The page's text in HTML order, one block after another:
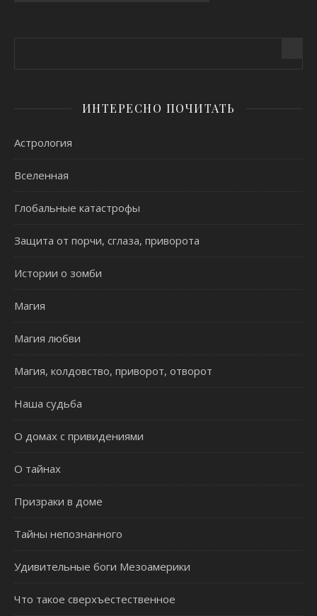
ИНТЕРЕСНО ПОЧИТАТЬ
Астрология
Вселенная
Глобальные катастрофы
Защита от порчи, сглаза, приворота
Истории о зомби
Магия
Магия любви
Магия, колдовство, приворот, отворот
Наша судьба
О домах с привидениями
О тайнах
Призраки в доме
Тайны непознанного
Удивительные боги Мезоамерики
Что такое сверхъестественное